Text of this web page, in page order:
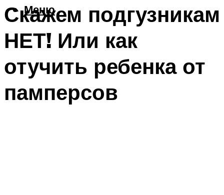
Меню
Скажем подгузникам
НЕТ! Или как
отучить ребенка от
памперсов